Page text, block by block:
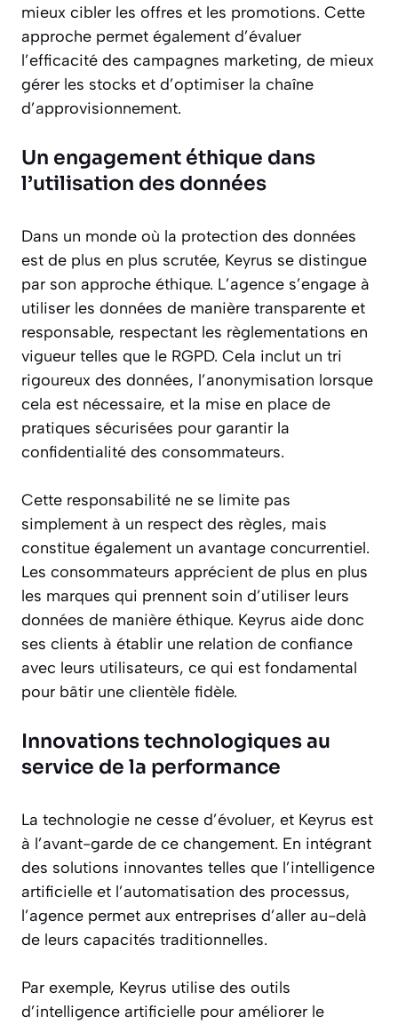
mieux cibler les offres et les promotions. Cette
approche permet également d’évaluer
l’efficacité des campagnes marketing, de mieux
gérer les stocks et d’optimiser la chaîne
d’approvisionnement.
Un engagement éthique dans
l’utilisation des données
Dans un monde où la protection des données
est de plus en plus scrutée, Keyrus se distingue
par son approche éthique. L’agence s’engage à
utiliser les données de manière transparente et
responsable, respectant les règlementations en
vigueur telles que le RGPD. Cela inclut un tri
rigoureux des données, l’anonymisation lorsque
cela est nécessaire, et la mise en place de
pratiques sécurisées pour garantir la
confidentialité des consommateurs.
Cette responsabilité ne se limite pas
simplement à un respect des règles, mais
constitue également un avantage concurrentiel.
Les consommateurs apprécient de plus en plus
les marques qui prennent soin d’utiliser leurs
données de manière éthique. Keyrus aide donc
ses clients à établir une relation de confiance
avec leurs utilisateurs, ce qui est fondamental
pour bâtir une clientèle fidèle.
Innovations technologiques au
service de la performance
La technologie ne cesse d’évoluer, et Keyrus est
à l’avant-garde de ce changement. En intégrant
des solutions innovantes telles que l’intelligence
artificielle et l’automatisation des processus,
l’agence permet aux entreprises d’aller au-delà
de leurs capacités traditionnelles.
Par exemple, Keyrus utilise des outils
d’intelligence artificielle pour améliorer le